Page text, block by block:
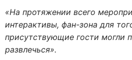
«На протяжении всего
интерактивы, фан-зона для
присутствующие гости могли
развлечься».